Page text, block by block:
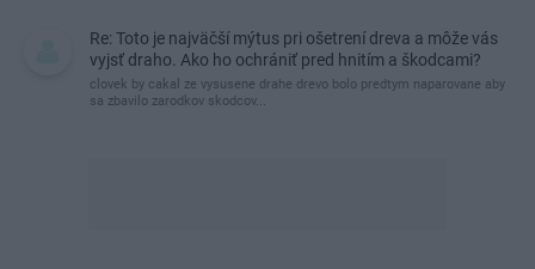
Re: Toto je najväčší mýtus pri ošetrení dreva a môže vás
vyjsť draho. Ako ho ochrániť pred hnitím a škodcami?
clovek by cakal ze vysusene drahe drevo bolo predtym naparovane aby
sa zbavilo zarodkov skodcov...